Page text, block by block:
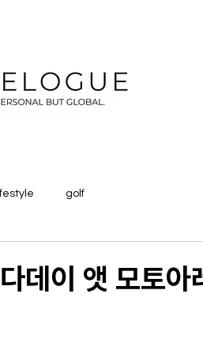
golf
데이 앳 모토아